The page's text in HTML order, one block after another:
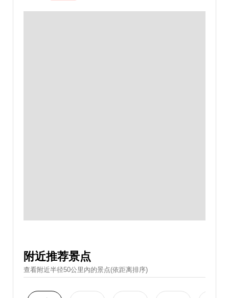
附近推荐景点
查看附近半径50公里內的景点(依距离排序)